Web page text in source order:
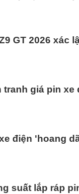
GT 2026 xác
tranh giá pin
điện 'hoang
suất lắp ráp